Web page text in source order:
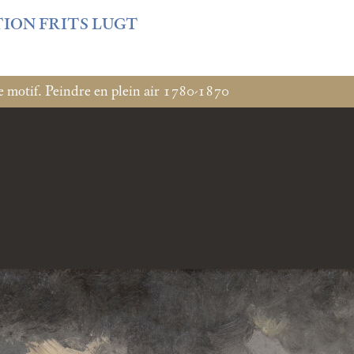
sites/fondationcustodia.fr/
FRITS LUGT
motif. Peindre en plein air 1780-1870